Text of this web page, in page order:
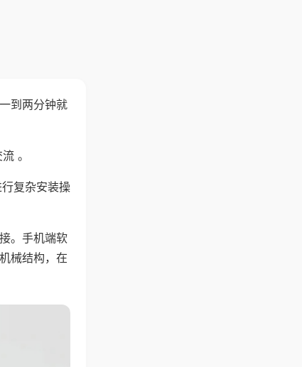
到两分钟就
。
复杂安装操
。手机端软
械结构，在